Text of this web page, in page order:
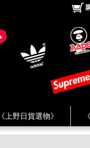
《上野日貨選物》
《Levi’s》